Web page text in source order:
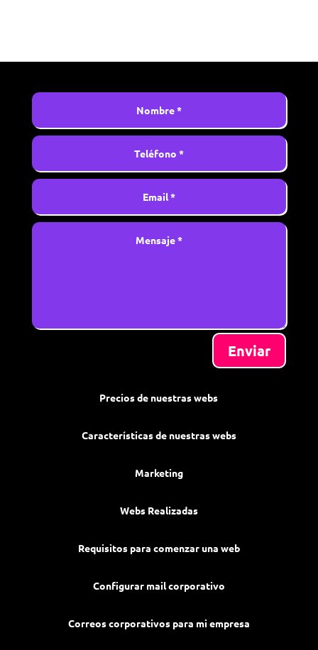
Enviar
Precios de nuestras webs
Características de nuestras webs
Marketing
Webs Realizadas
Requisitos para comenzar una web
Configurar mail corporativo
Correos corporativos para mi empresa